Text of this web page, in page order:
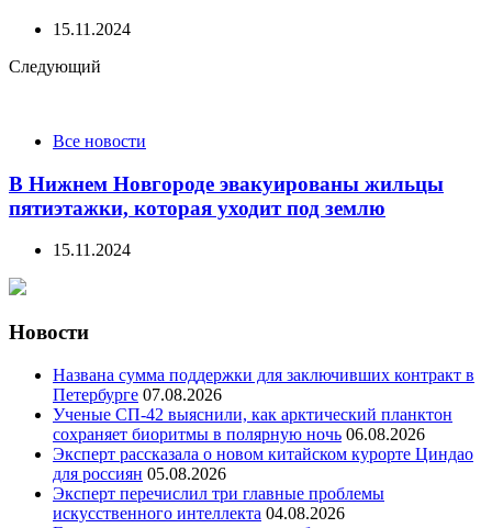
15.11.2024
Следующий
Все новости
В Нижнем Новгороде эвакуированы жильцы
пятиэтажки, которая уходит под землю
15.11.2024
Новости
Названа сумма поддержки для заключивших контракт в
Петербурге 07.08.2026
Ученые СП-42 выяснили, как арктический планктон
сохраняет биоритмы в полярную ночь 06.08.2026
Эксперт рассказала о новом китайском курорте Циндао
для россиян 05.08.2026
Эксперт перечислил три главные проблемы
искусственного интеллекта 04.08.2026